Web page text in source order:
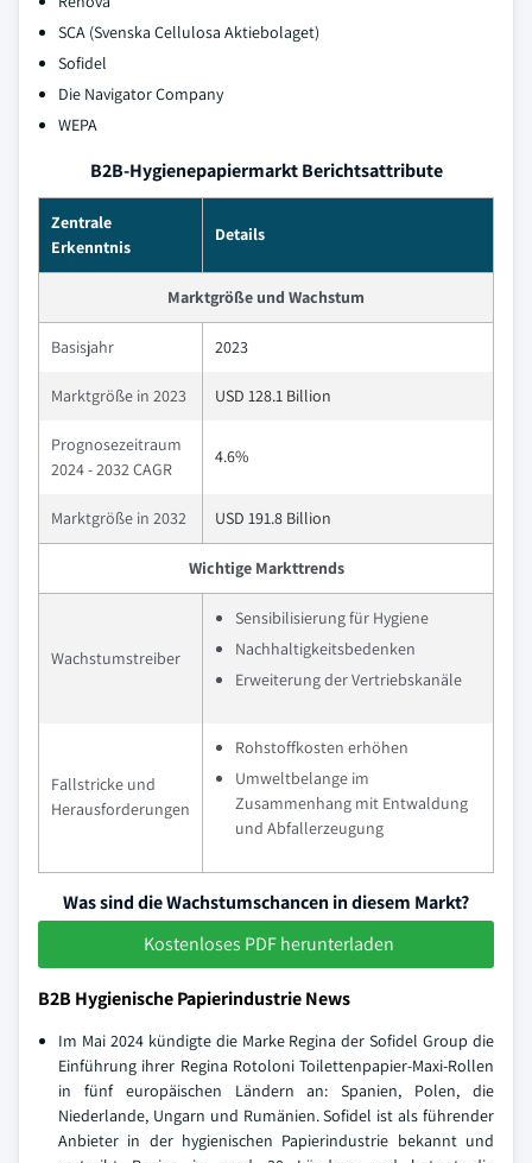
SCA (Svenska Cellulosa Aktiebolaget)
Sofidel
Die Navigator Company
WEPA
B2B-Hygienepapiermarkt Berichtsattribute
Zentrale
Erkenntnis
Details
Marktgröße und Wachstum
Basisjahr 2023
Marktgröße in 2023 USD 128.1 Billion
Prognosezeitraum
2024 - 2032 CAGR
4.6%
Marktgröße in 2032 USD 191.8 Billion
Wichtige Markttrends
Wachstumstreiber
Sensibilisierung für Hygiene
Nachhaltigkeitsbedenken
Erweiterung der Vertriebskanäle
Fallstricke und
Herausforderungen
Rohstoffkosten erhöhen
Umweltbelange im
Zusammenhang mit Entwaldung
und Abfallerzeugung
Was sind die Wachstumschancen in diesem Markt?
Kostenloses PDF herunterladen
B2B Hygienische Papierindustrie News
Im Mai 2024 kündigte die Marke Regina der Sofidel Group die
Einführung ihrer Regina Rotoloni Toilettenpapier-Maxi-Rollen
in fünf europäischen Ländern an: Spanien, Polen, die
Niederlande, Ungarn und Rumänien. Sofidel ist als führender
Anbieter in der hygienischen Papierindustrie bekannt und